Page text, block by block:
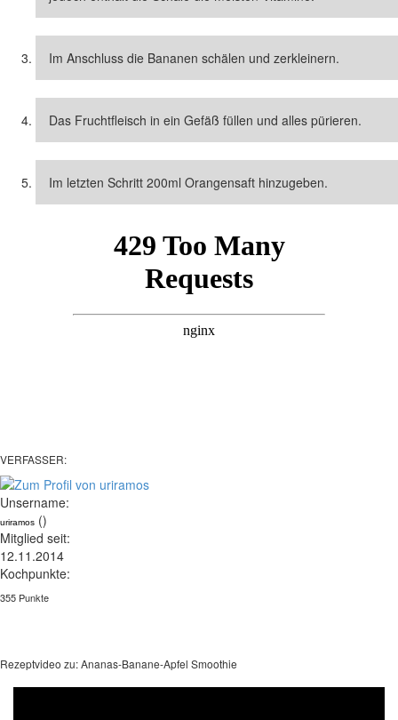
Im Anschluss die Bananen schälen und zerkleinern.
Das Fruchtfleisch in ein Gefäß füllen und alles pürieren.
Im letzten Schritt 200ml Orangensaft hinzugeben.
VERFASSER:
Unsername:
uriramos ()
Mitglied seit:
12.11.2014
Kochpunkte:
355 Punkte
Rezeptvideo zu: Ananas-Banane-Apfel Smoothie